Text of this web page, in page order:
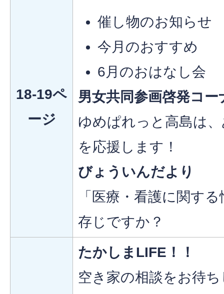
18-19ペ
ージ
催し物のお知らせ
今月のおすすめ
6月のおはなし会
男女共同参画啓発コ
ゆめぱれっと高島は
を応援します！
びょういんだより
「医療・看護に関す
存じですか？
たかしまLIFE！！
空き家の相談をお待